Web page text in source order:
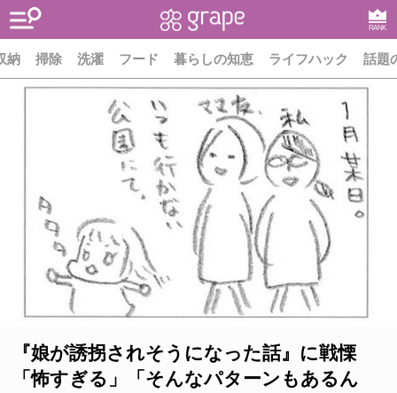
RANK
納 掃除 洗濯 フード 暮らしの知恵 ライフハック 話題
『娘が誘拐されそうになった話』に戦慄
「怖すぎる」「そんなパターンもあるん